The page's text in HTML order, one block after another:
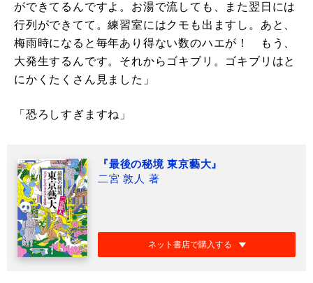
ができてるんですよ。お湯で流しても、また翌日には
行列ができてて。練習室にはクモも出ますし。あと、
梅雨時になると毎年あり得ない数のハエが！ もう、
大発生するんです。それからゴキブリ。ゴキブリはと
にかくたくさん見ました」
「恐ろしすぎますね」
『最後の秘境 東京藝大』
二宮 敦人 著
ネット書店で購入する